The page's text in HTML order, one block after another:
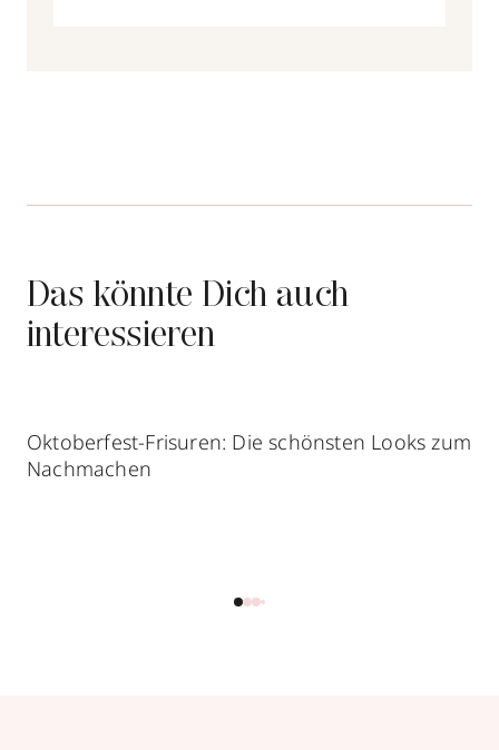
Das könnte Dich auch
interessieren
Oktoberfest-Frisuren: Die schönsten Looks zum
Nachmachen